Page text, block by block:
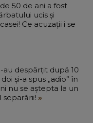
50 de ani a fost
ucis și
Ce acuzații i se
și-a spus „adio” în
nu se aștepta la un